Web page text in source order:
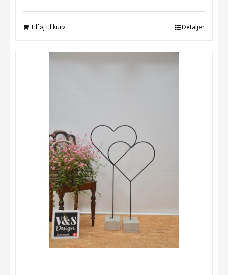
Tilføj til kurv Detaljer